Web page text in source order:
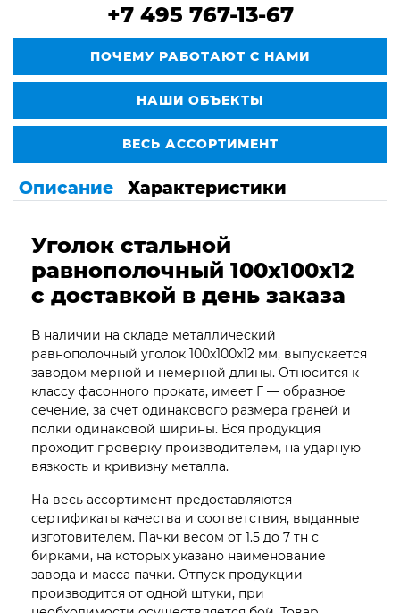
+7 495 767-13-67
ПОЧЕМУ РАБОТАЮТ С НАМИ
НАШИ ОБЪЕКТЫ
ВЕСЬ АССОРТИМЕНТ
Описание Характеристики
Уголок стальной
равнополочный 100х100х12
с доставкой в день заказа
В наличии на складе металлический
равнополочный уголок 100х100х12 мм, выпускается
заводом мерной и немерной длины. Относится к
классу фасонного проката, имеет Г — образное
сечение, за счет одинакового размера граней и
полки одинаковой ширины. Вся продукция
проходит проверку производителем, на ударную
вязкость и кривизну металла.
На весь ассортимент предоставляются
сертификаты качества и соответствия, выданные
изготовителем. Пачки весом от 1.5 до 7 тн с
бирками, на которых указано наименование
завода и масса пачки. Отпуск продукции
производится от одной штуки, при